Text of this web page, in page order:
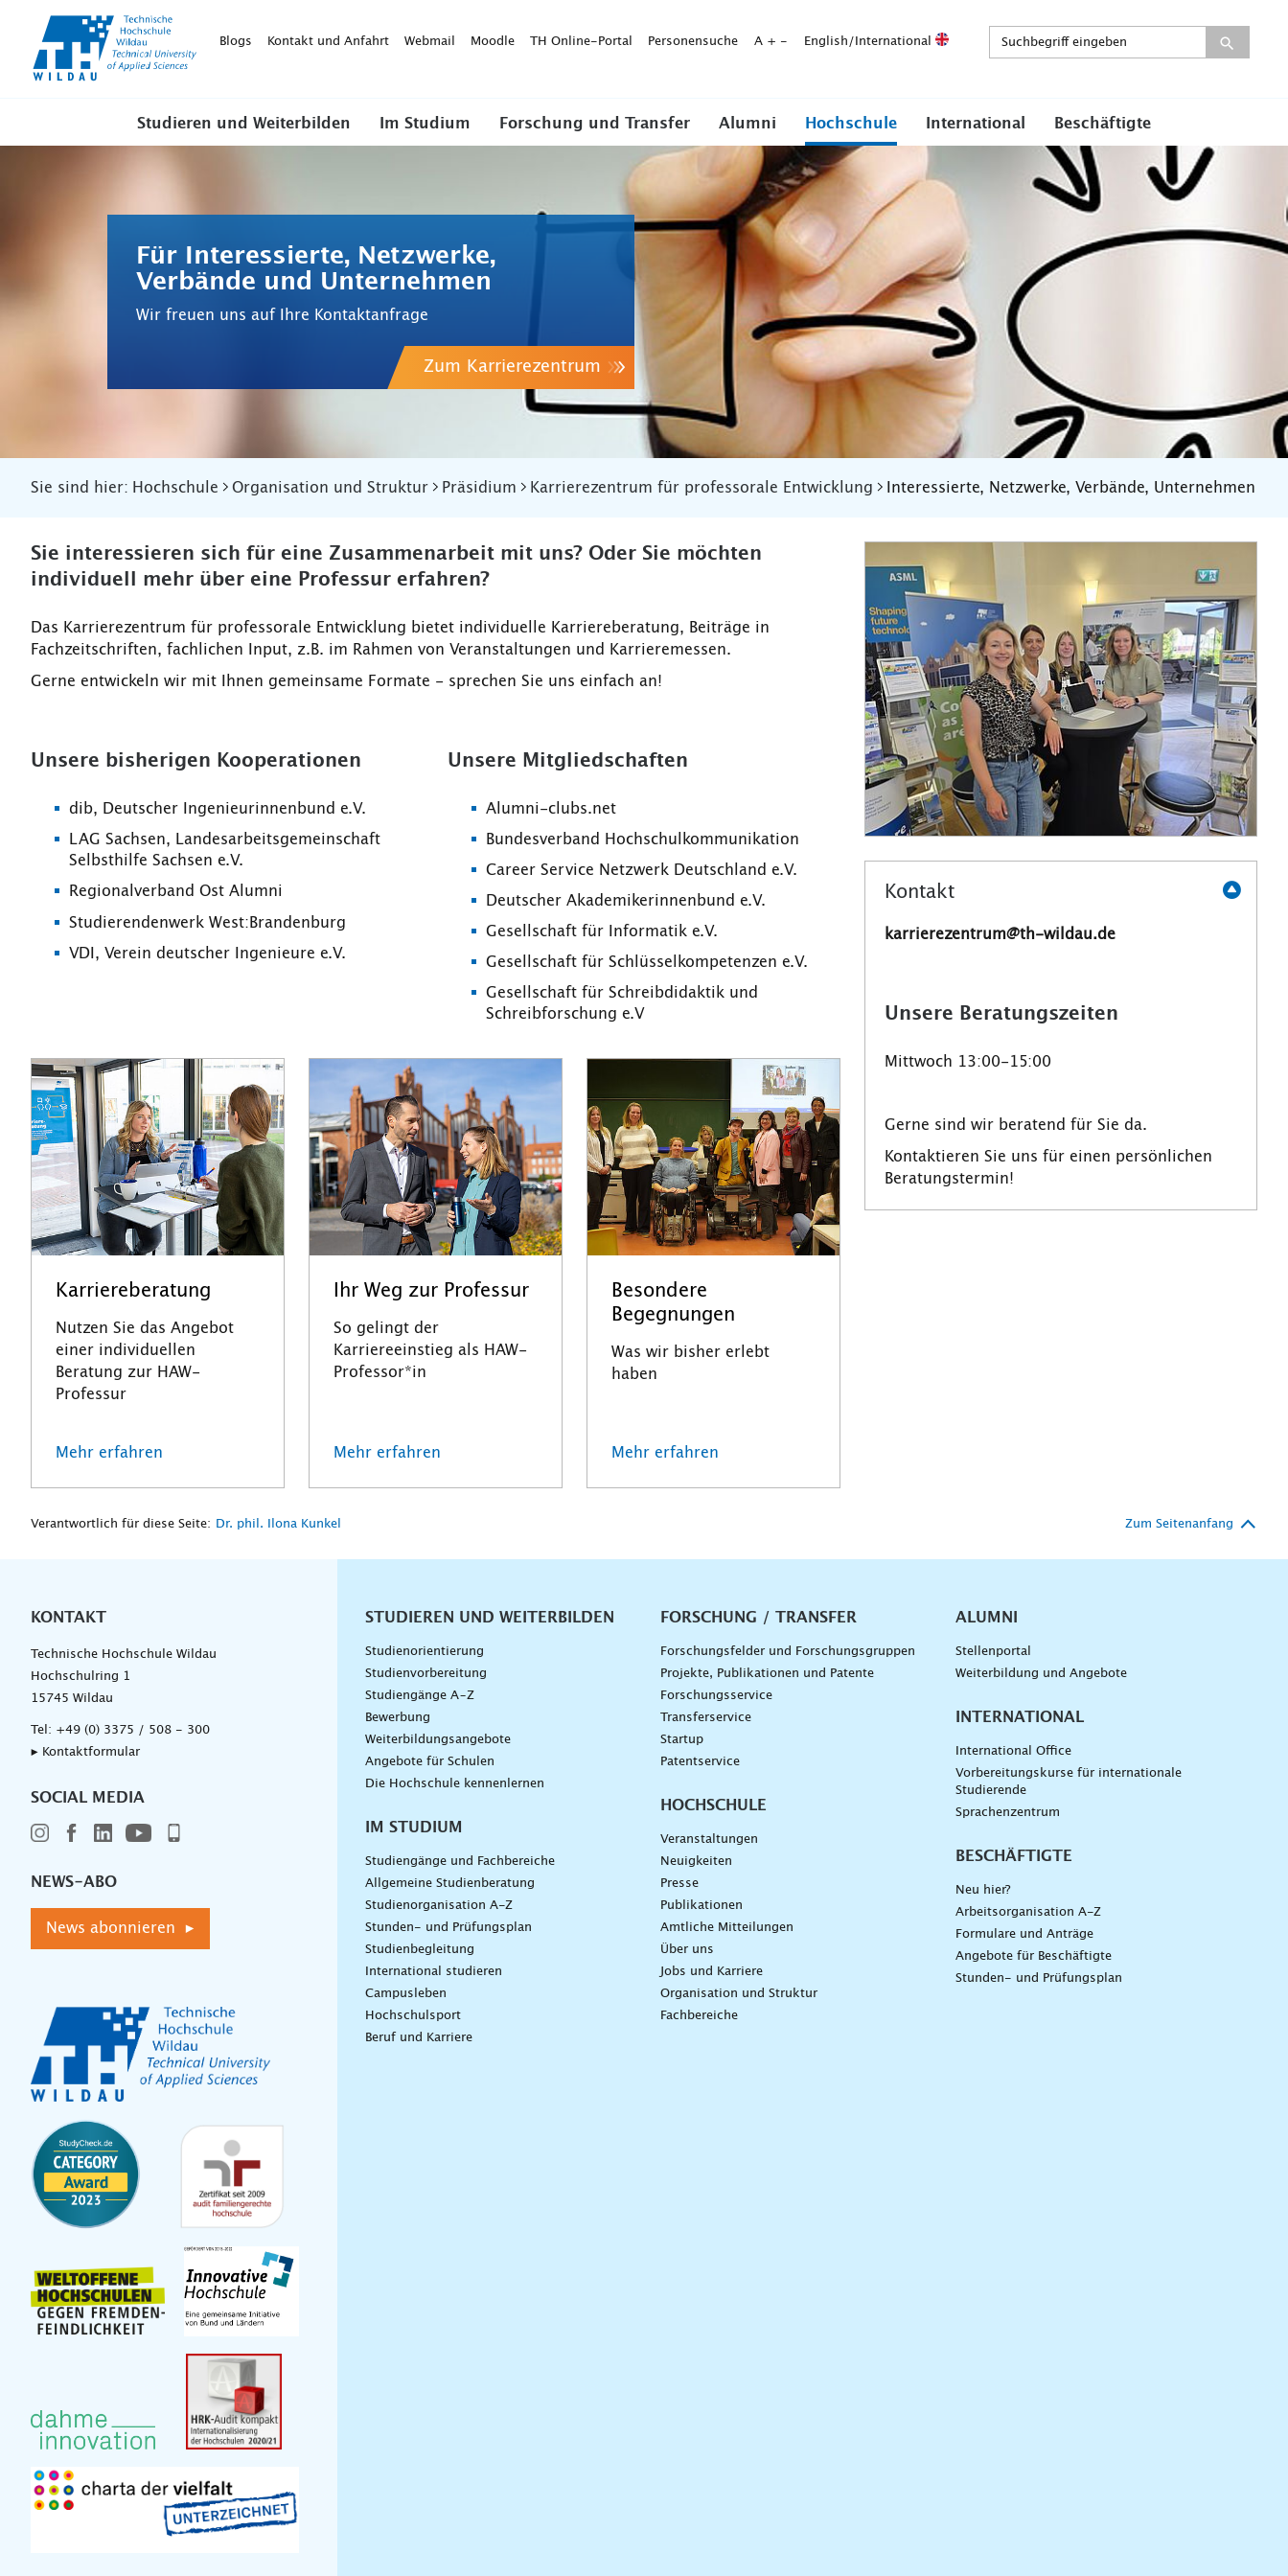
WildauBlogs Kontakt und Anfahrt Webmail Moodle TH Online-Portal Personensuche A + - English/International
Studieren und Weiterbilden Im Studium Forschung und Transfer Alumni Hochschule International Beschäftigte
Für Interessierte, Netzwerke,
Verbände und Unternehmen
Wir freuen uns auf Ihre Kontaktanfrage
Zum Karrierezentrum
Sie sind hier: Hochschule Organisation und Struktur Präsidium Karrierezentrum für professorale Entwicklung Interessierte, Netzwerke, Verbände, Unternehmen
Sie interessieren sich für eine Zusammenarbeit mit uns? Oder Sie möchten
individuell mehr über eine Professur erfahren?
Das Karrierezentrum für professorale Entwicklung bietet individuelle Karriereberatung, Beiträge in
Fachzeitschriften, fachlichen Input, z.B. im Rahmen von Veranstaltungen und Karrieremessen.
Gerne entwickeln wir mit Ihnen gemeinsame Formate - sprechen Sie uns einfach an!
Unsere bisherigen Kooperationen
dib, Deutscher Ingenieurinnenbund e.V.
LAG Sachsen, Landesarbeitsgemeinschaft
Selbsthilfe Sachsen e.V.
Regionalverband Ost Alumni
Studierendenwerk West:Brandenburg
VDI, Verein deutscher Ingenieure e.V.
Unsere Mitgliedschaften
Alumni-clubs.net
Bundesverband Hochschulkommunikation
Career Service Netzwerk Deutschland e.V.
Deutscher Akademikerinnenbund e.V.
Gesellschaft für Informatik e.V.
Gesellschaft für Schlüsselkompetenzen e.V.
Gesellschaft für Schreibdidaktik und
Schreibforschung e.V
Karriereberatung
Nutzen Sie das Angebot
einer individuellen
Beratung zur HAW-
Professur
Mehr erfahren
Ihr Weg zur Professur
So gelingt der
Karriereeinstieg als HAW-
Professor*in
Mehr erfahren
Besondere
Begegnungen
Was wir bisher erlebt
haben
Mehr erfahren
Kontakt
karrierezentrum@th-wildau.de
Unsere Beratungszeiten
Mittwoch 13:00-15:00
Gerne sind wir beratend für Sie da.
Kontaktieren Sie uns für einen persönlichen
Beratungstermin!
Verantwortlich für diese Seite: Dr. phil. Ilona Kunkel Zum Seitenanfang
KONTAKT
Technische Hochschule Wildau
Hochschulring 1
15745 Wildau
Tel: +49 (0) 3375 / 508 - 300
▸ Kontaktformular
SOCIAL MEDIA
NEWS-ABO
News abonnieren ▸
Unternavigation
STUDIEREN UND WEITERBILDEN
Studienorientierung
Studienvorbereitung
Studiengänge A–Z
Bewerbung
Weiterbildungsangebote
Angebote für Schulen
Die Hochschule kennenlernen
IM STUDIUM
Studiengänge und Fachbereiche
Allgemeine Studienberatung
Studienorganisation A-Z
Stunden- und Prüfungsplan
Studienbegleitung
International studieren
Campusleben
Hochschulsport
Beruf und Karriere
FORSCHUNG / TRANSFER
Forschungsfelder und Forschungsgruppen
Projekte, Publikationen und Patente
Forschungsservice
Transferservice
Startup
Patentservice
HOCHSCHULE
Veranstaltungen
Neuigkeiten
Presse
Publikationen
Amtliche Mitteilungen
Über uns
Jobs und Karriere
Organisation und Struktur
Fachbereiche
ALUMNI
Stellenportal
Weiterbildung und Angebote
INTERNATIONAL
International Office
Vorbereitungskurse für internationale
Studierende
Sprachenzentrum
BESCHÄFTIGTE
Neu hier?
Arbeitsorganisation A-Z
Formulare und Anträge
Angebote für Beschäftigte
Stunden- und Prüfungsplan